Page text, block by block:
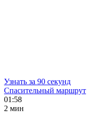
Узнать за 90 секунд
Спасительный маршрут
01:58
2 мин